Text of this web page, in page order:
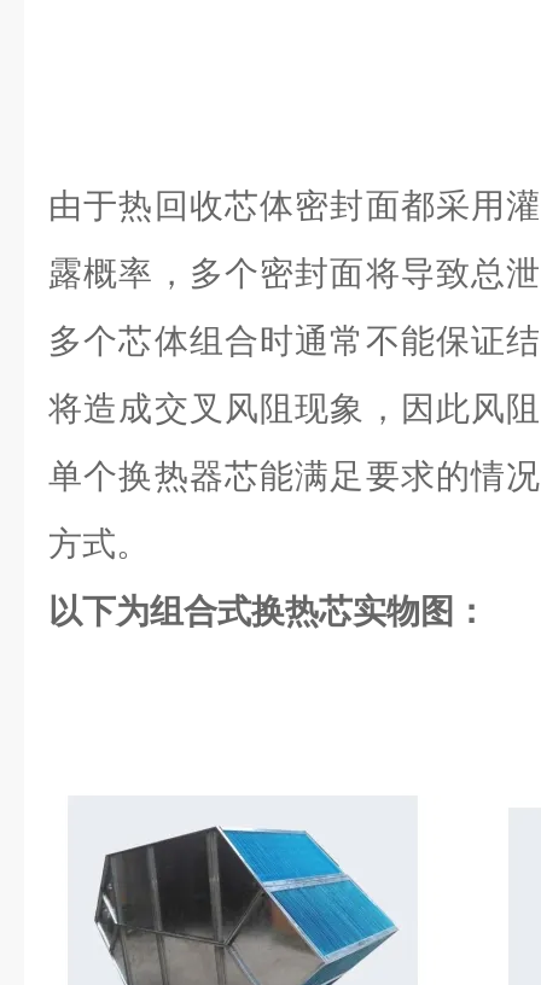
由于热回收芯体密封面都采用
露概率，多个密封面将导致总
多个芯体组合时通常不能保证
将造成交叉风阻现象，因此风
单个换热器芯能满足要求的情
方式。
以下为组合式换热芯实物图：